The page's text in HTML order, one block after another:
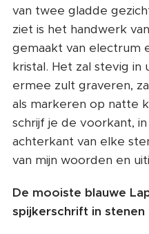
van twee gladde
ziet is het handwerk
gemaakt van electrum
kristal. Het zal stevig in
ermee zult graveren,
als markeren op natte
schrijf je de voorkant,
achterkant van elke
van mijn woorden en
De mooiste blauwe
spijkerschrift in stenen